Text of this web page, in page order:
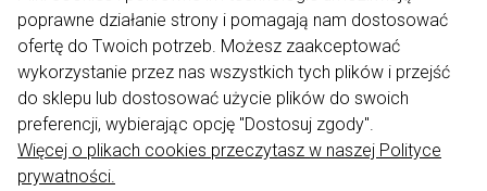
Produkty
Pomoc
Moje konto
Informacje
poprawne działanie strony i pomagają nam dostosować
ofertę do Twoich potrzeb. Możesz zaakceptować
wykorzystanie przez nas wszystkich tych plików i przejść
do sklepu lub dostosować użycie plików do swoich
preferencji, wybierając opcję "Dostosuj zgody".
Więcej o plikach cookies przeczytasz w naszej Polityce
prywatności.